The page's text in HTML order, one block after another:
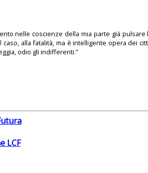
nelle coscienze della mia parte già pulsare
caso, alla fatalità, ma è intelligente opera dei
odio gli indifferenti.”
LCF